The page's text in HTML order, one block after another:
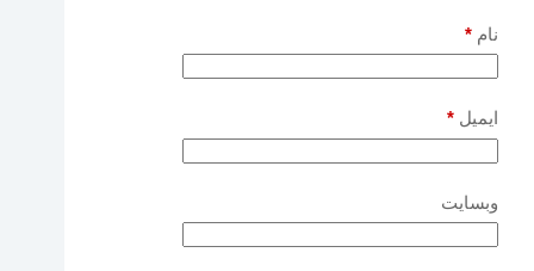
نام *
ایمیل *
وبسایت